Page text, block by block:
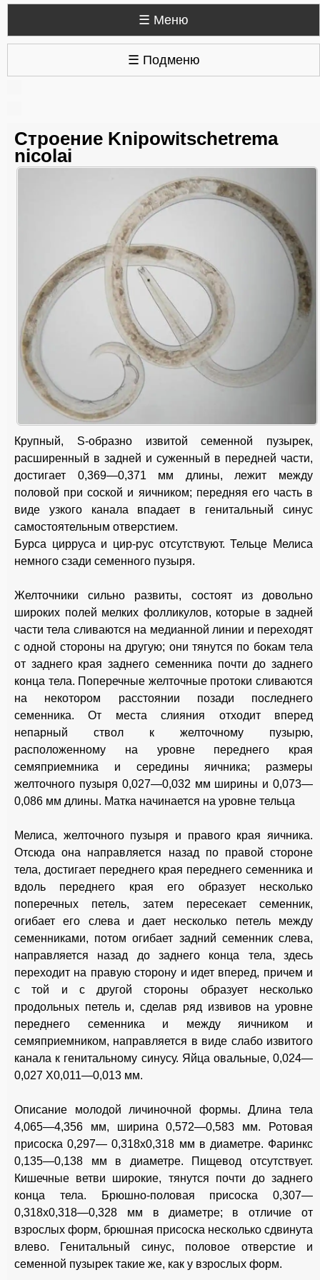
☰ Меню
☰ Подменю
Строение Knipowitschetrema
nicolai
Крупный, S-образно извитой семенной пузырек,
расширенный в задней и суженный в передней части,
достигает 0,369—0,371 мм длины, лежит между
половой при соской и яичником; передняя его часть в
виде узкого канала впадает в генитальный синус
самостоятельным отверстием.
Бурса цирруса и цир-рус отсутствуют. Тельце Мелиса
немного сзади семенного пузыря.
Желточники сильно развиты, состоят из довольно
широких полей мелких фолликулов, которые в задней
части тела сливаются на медианной линии и переходят
с одной стороны на другую; они тянутся по бокам тела
от заднего края заднего семенника почти до заднего
конца тела. Поперечные желточные протоки сливаются
на некотором расстоянии позади последнего
семенника. От места слияния отходит вперед
непарный ствол к желточному пузырю,
расположенному на уровне переднего края
семяприемника и середины яичника; размеры
желточного пузыря 0,027—0,032 мм ширины и 0,073—
0,086 мм длины. Матка начинается на уровне тельца
Мелиса, желточного пузыря и правого края яичника.
Отсюда она направляется назад по правой стороне
тела, достигает переднего края переднего семенника и
вдоль переднего края его образует несколько
поперечных петель, затем пересекает семенник,
огибает его слева и дает несколько петель между
семенниками, потом огибает задний семенник слева,
направляется назад до заднего конца тела, здесь
переходит на правую сторону и идет вперед, причем и
с той и с другой стороны образует несколько
продольных петель и, сделав ряд извивов на уровне
переднего семенника и между яичником и
семяприемником, направляется в виде слабо извитого
канала к генитальному синусу. Яйца овальные, 0,024—
0,027 Х0,011—0,013 мм.
Описание молодой личиночной формы. Длина тела
4,065—4,356 мм, ширина 0,572—0,583 мм. Ротовая
присоска 0,297— 0,318x0,318 мм в диаметре. Фаринкс
0,135—0,138 мм в диаметре. Пищевод отсутствует.
Кишечные ветви широкие, тянутся почти до заднего
конца тела. Брюшно-половая присоска 0,307—
0,318x0,318—0,328 мм в диаметре; в отличие от
взрослых форм, брюшная присоска несколько сдвинута
влево. Генитальный синус, половое отверстие и
семенной пузырек такие же, как у взрослых форм.